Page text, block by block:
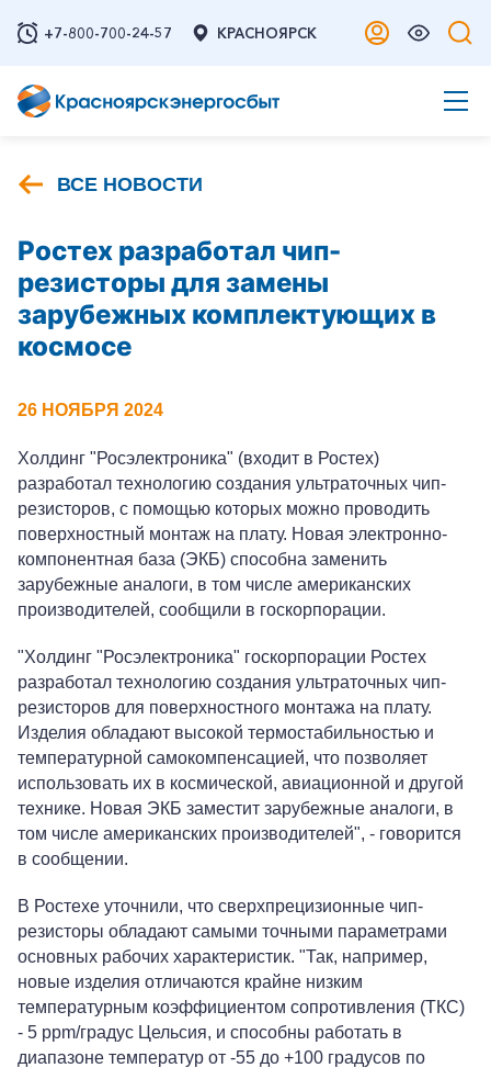
+7-800-700-24-57 КРАСНОЯРСК
ВСЕ НОВОСТИ
Ростех разработал чип-
резисторы для замены
зарубежных комплектующих в
космосе
26 НОЯБРЯ 2024
Холдинг "Росэлектроника" (входит в Ростех)
разработал технологию создания ультраточных чип-
резисторов, с помощью которых можно проводить
поверхностный монтаж на плату. Новая электронно-
компонентная база (ЭКБ) способна заменить
зарубежные аналоги, в том числе американских
производителей, сообщили в госкорпорации.
"Холдинг "Росэлектроника" госкорпорации Ростех
разработал технологию создания ультраточных чип-
резисторов для поверхностного монтажа на плату.
Изделия обладают высокой термостабильностью и
температурной самокомпенсацией, что позволяет
использовать их в космической, авиационной и другой
технике. Новая ЭКБ заместит зарубежные аналоги, в
том числе американских производителей", - говорится
в сообщении.
В Ростехе уточнили, что сверхпрецизионные чип-
резисторы обладают самыми точными параметрами
основных рабочих характеристик. "Так, например,
новые изделия отличаются крайне низким
температурным коэффициентом сопротивления (ТКС)
- 5 ppm/градус Цельсия, и способны работать в
диапазоне температур от -55 до +100 градусов по